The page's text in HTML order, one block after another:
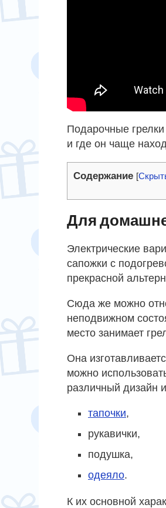
Подарочные
и где он чаще
Содержание [
Для
Электрические
сапожки с
прекрасной
Сюда же можно
неподвижном
место занимает
Она
можно
различный дизайн
тапочки,
рукавички,
подушка,
одеяло.
К их основной